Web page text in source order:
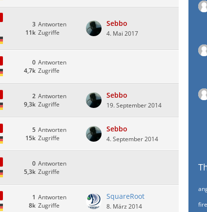
Antworten
3
Zugriffe
11k
Sebbo
4. Mai 2017
Antworten
0
Zugriffe
4,7k
Antworten
2
Zugriffe
9,3k
Sebbo
19. September 2014
Antworten
5
Zugriffe
15k
Sebbo
4. September 2014
Antworten
0
Zugriffe
5,3k
Antworten
1
Zugriffe
8k
SquareRoot
8. März 2014